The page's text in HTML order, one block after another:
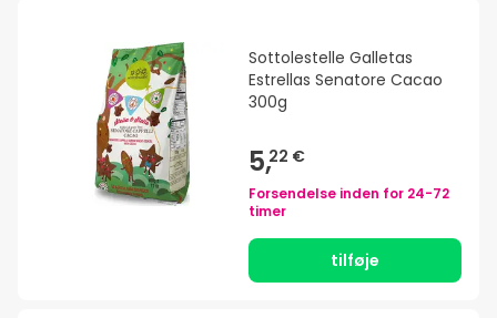
Sottolestelle Galletas
Estrellas Senatore Cacao
300g
5,22 €
Forsendelse inden for 24-72
timer
tilføje